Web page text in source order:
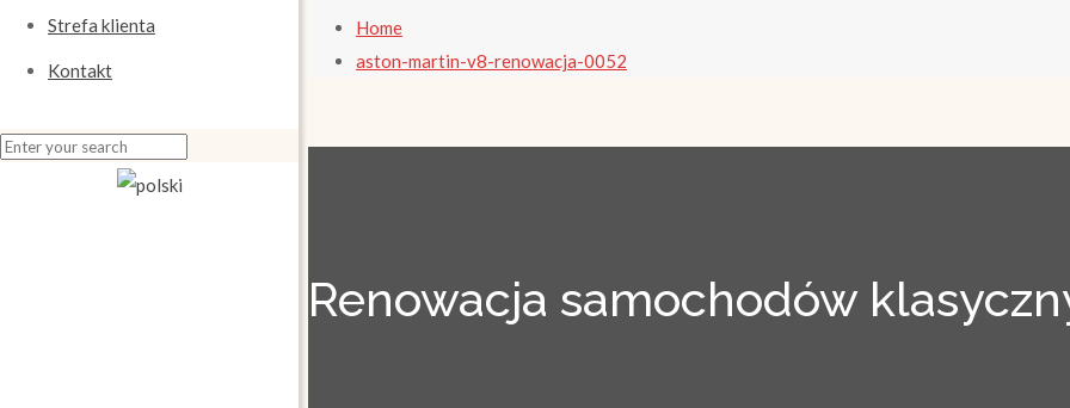
Strefa klienta
Kontakt
Home
aston-martin-v8-renowacja-0052
Renowacja samochodów